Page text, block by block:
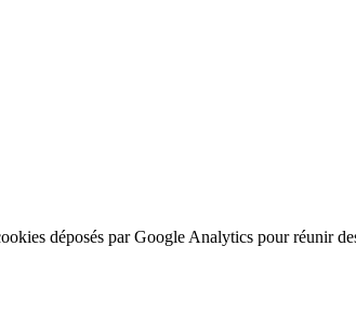
déposés par Google Analytics pour réunir